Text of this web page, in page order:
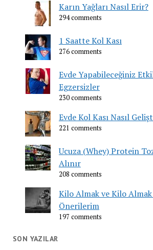
Karın Yağları Nasıl Erir?
294 comments
1 Saatte Kol Kası
276 comments
Evde Yapabileceğiniz
Egzersizler
230 comments
Evde Kol Kası Nasıl
221 comments
Ucuza (Whey) Protein
Alınır
208 comments
Kilo Almak ve Kilo
Önerilerim
197 comments
SON YAZILAR